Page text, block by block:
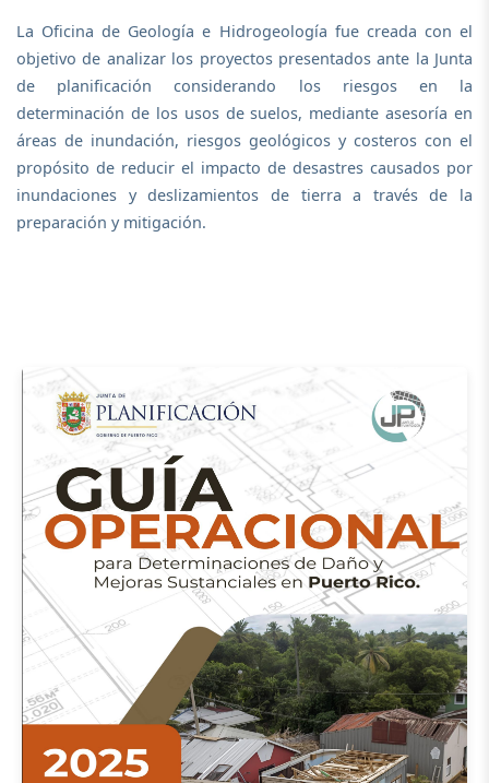
La Oficina de Geología e Hidrogeología fue creada con el
objetivo de analizar los proyectos presentados ante la Junta
de planificación considerando los riesgos en la
determinación de los usos de suelos, mediante asesoría en
áreas de inundación, riesgos geológicos y costeros con el
propósito de reducir el impacto de desastres causados por
inundaciones y deslizamientos de tierra a través de la
preparación y mitigación.